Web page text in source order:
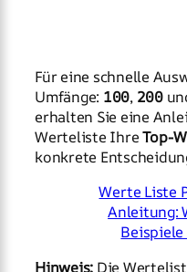
Für eine schnelle
Umfänge: 100, 200
erhalten Sie eine
Werteliste IhreTop-
konkrete
Werte Liste
Anleitung:
Hinweis: Die